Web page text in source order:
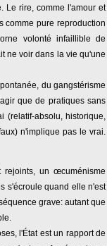
Le rire, comme l'amour et
comme pure reproduction
volonté infaillible de
ne voir dans la vie qu'une
du gangstérisme
que de pratiques sans
(relatif-absolu, historique,
n'implique pas le vrai.
rejoints, un œcuménisme
s'écroule quand elle n'est
grave: autant que
l'État est un rapport de